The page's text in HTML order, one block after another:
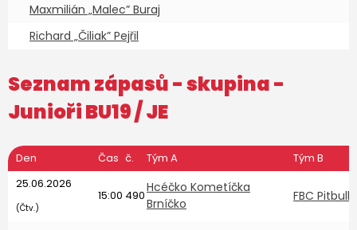
Maxmilián „Malec” Buraj
Richard „Čiliak” Pejřil
Seznam zápasů - skupina -
Junioři BU19/ JE
Den Čas č. Tým A
Tým B
25.06.2026
(Čtv.)
15:00 490
Hcéčko Kometíčka
Brníčko
FBC